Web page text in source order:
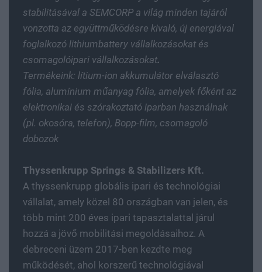
stabilitásával a SEMCORP a világ minden tajáról
vonzotta az együttműködésre kivaló, új energiával
foglalkozó lithiumbattery vállalkozásokat és
csomagolóipari vállalkozásokat.
Termékeink: lítium-ion akkumulátor elválasztó
fólia, alumínium műanyag fólia, amelyek főként az
elektronikai és szórakoztató iparban használnak
(pl. okosóra, telefon), Bopp-film, csomagoló
dobozok
Thyssenkrupp Springs & Stabilizers Kft.
A thyssenkrupp globális ipari és technológiai
vállalat, amely közel 80 országban van jelen, és
több mint 200 éves ipari tapasztalattal járul
hozzá a jövő mobilitási megoldásaihoz. A
debreceni üzem 2017-ben kezdte meg
működését, ahol korszerű technológiával